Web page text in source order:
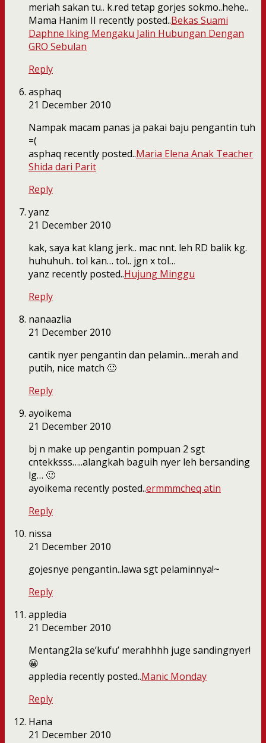
meriah sakan tu.. k.red tetap gorjes sokmo..hehe..
Mama Hanim II recently posted..Bekas Suami
Daphne Iking Mengaku Jalin Hubungan Dengan
GRO Sebulan
Reply
asphaq
21 December 2010
Nampak macam panas ja pakai baju pengantin tuh
=(
asphaq recently posted..Maria Elena Anak Teacher
Shida dari Parit
Reply
yanz
21 December 2010
kak, saya kat klang jerk.. mac nnt. leh RD balik kg.
huhuhuh.. tol kan… tol.. jgn x tol…
yanz recently posted..Hujung Minggu
Reply
nanaazlia
21 December 2010
cantik nyer pengantin dan pelamin…merah and
putih, nice match 🙂
Reply
ayoikema
21 December 2010
bj n make up pengantin pompuan 2 sgt
cntekksss…..alangkah baguih nyer leh bersanding
lg… 🙂
ayoikema recently posted..ermmmcheq atin
Reply
nissa
21 December 2010
gojesnye pengantin..lawa sgt pelaminnya!~
Reply
appledia
21 December 2010
Mentang2la se’kufu’ merahhhh juge sandingnyer!
😀
appledia recently posted..Manic Monday
Reply
Hana
21 December 2010